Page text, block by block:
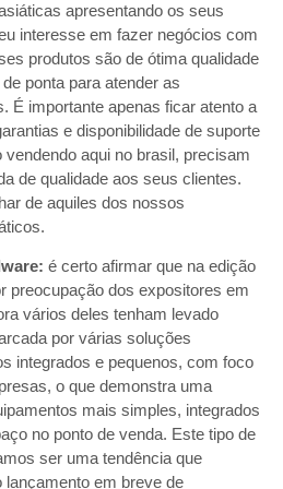
apresentando os seus
interesse em fazer negócios com
produtos são de ótima qualidade
ponta para atender as
É importante apenas ficar atento a
e disponibilidade de suporte
aqui no brasil, precisam
de qualidade aos seus clientes.
de aquiles dos nossos
é certo afirmar que na edição
preocupação dos expositores em
vários deles tenham levado
por várias soluções
integrados e pequenos, com foco
o que demonstra uma
mais simples, integrados
no ponto de venda. Este tipo de
ser uma tendência que
em breve de